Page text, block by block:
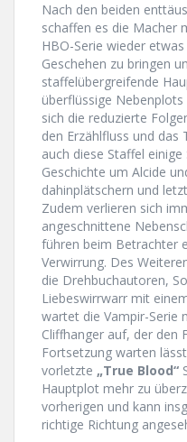
Nach den beiden
schaffen es die Macher
HBO-Serie wieder
Geschehen zu bringen
staffelübergreifende
überflüssige
sich die reduzierte
den Erzählfluss und
auch diese Staffel
Geschichte um Alcide
dahinplätschern und
Zudem verlieren sich
angeschnittene
führen beim Betrachter
Verwirrung. Des
die Drehbuchautoren,
Liebeswirrwarr mit
wartet die Vampir-Serie
Cliffhanger auf, der den
Fortsetzung warten
vorletzte „True Blood“
Hauptplot mehr zu
vorherigen und kann
richtige Richtung